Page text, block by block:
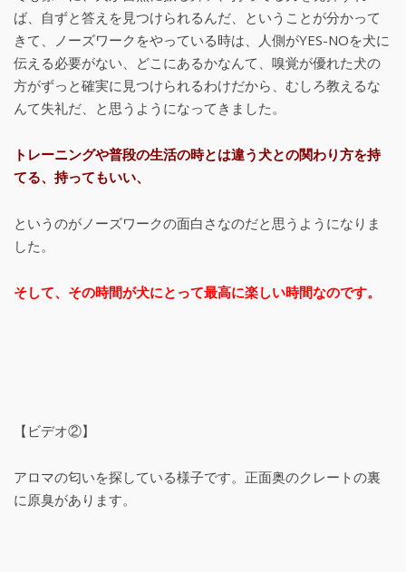
ば、自ずと答えを見つけられるんだ、ということが分かって
きて、ノーズワークをやっている時は、人側がYES-NOを犬に
伝える必要がない、どこにあるかなんて、嗅覚が優れた犬の
方がずっと確実に見つけられるわけだから、むしろ教えるな
んて失礼だ、と思うようになってきました。
トレーニングや普段の生活の時とは違う犬との関わり方を持
てる、持ってもいい、
というのがノーズワークの面白さなのだと思うようになりま
した。
そして、その時間が犬にとって最高に楽しい時間なのです。
【ビデオ②】
アロマの匂いを探している様子です。正面奥のクレートの裏
に原臭があります。